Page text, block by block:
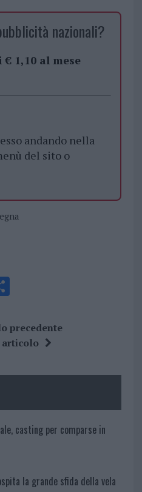
nazionali?
€ 1,10 al mese
andando nella
del sito o
S
a
re
precedente
articolo
casting per comparse in
la grande sfida della vela